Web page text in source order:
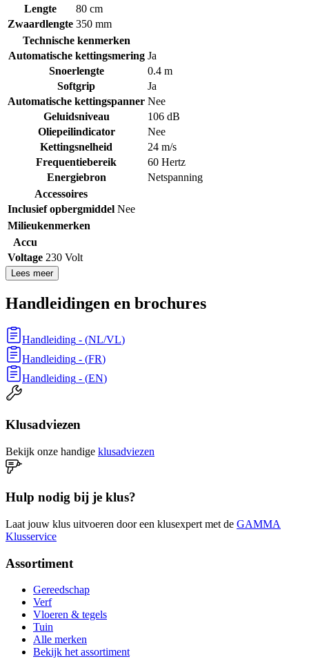
Lengte
80 cm
Zwaardlengte 350 mm
Technische kenmerken
Automatische kettingsmering Ja
Snoerlengte
0.4 m
Softgrip
Ja
Automatische kettingspanner Nee
Geluidsniveau
106 dB
Oliepeilindicator
Nee
Kettingsnelheid
24 m/s
Frequentiebereik
60 Hertz
Energiebron
Netspanning
Accessoires
Inclusief opbergmiddel Nee
Milieukenmerken
Accu
Voltage 230 Volt
Lees meer
Handleidingen en brochures
Handleiding - (NL/VL)
Handleiding - (FR)
Handleiding - (EN)
Klusadviezen
Bekijk onze handige klusadviezen
Hulp nodig bij je klus?
Laat jouw klus uitvoeren door een klusexpert met de GAMMA
Klusservice
Assortiment
Gereedschap
Verf
Vloeren & tegels
Tuin
Alle merken
Bekijk het assortiment